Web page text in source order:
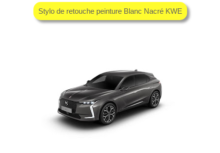
Stylo de retouche peinture Blanc Nacré KWE